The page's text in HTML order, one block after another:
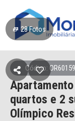
28Fotos
Código:
Apartamento
quartos e 2
Olímpico